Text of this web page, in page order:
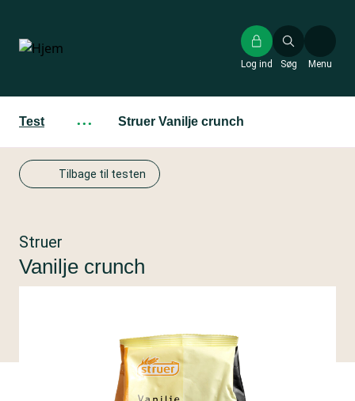
hovedindhold
Søg
Log ind Menu
Test ··· Struer Vanilje crunch
Tilbage til testen
Struer
Vanilje crunch